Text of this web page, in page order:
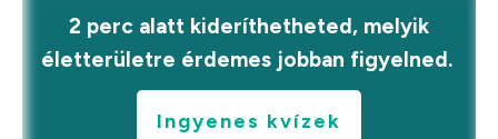
2 perc alatt kideríthetheted, melyik
életterületre érdemes jobban figyelned.
Ingyenes kvízek